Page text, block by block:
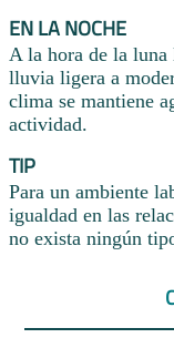
EN LA NOCHE
A la hora de la
lluvia ligera a
clima se mantiene
actividad.
TIP
Para un ambiente
igualdad en las
no exista ningún